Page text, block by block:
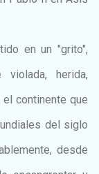
en un "grito",
herida,
continente que
del siglo
desde